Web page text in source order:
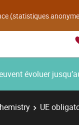
(statistiques
évoluer
UE